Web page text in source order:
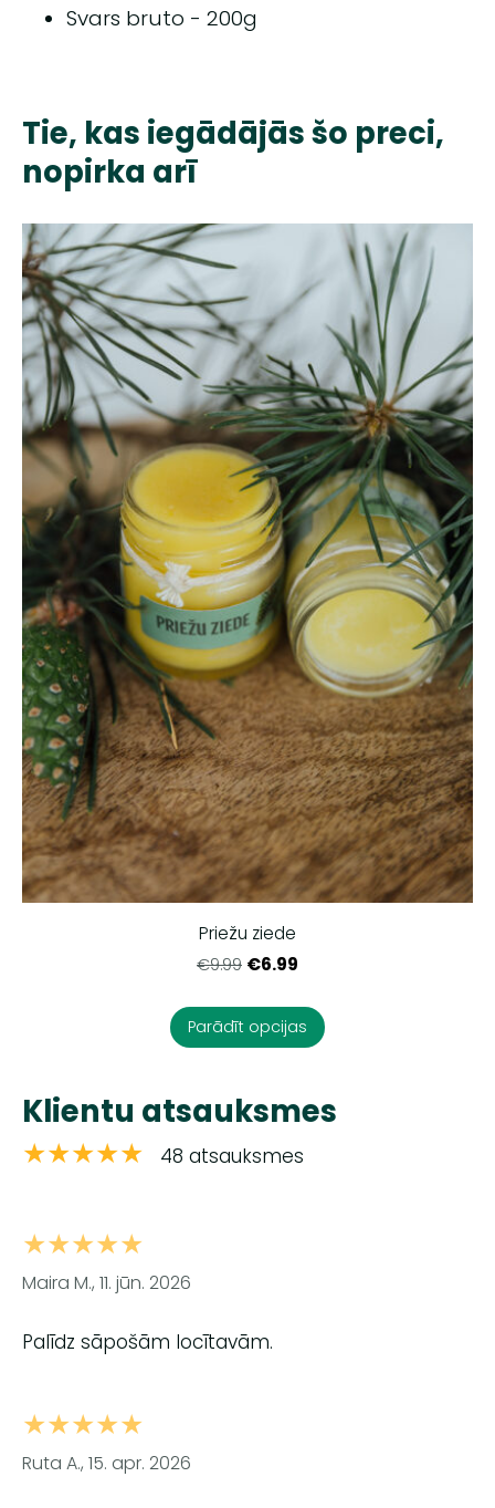
Svars bruto - 200g
Tie, kas iegādājās šo preci,
nopirka arī
Priežu ziede
€9.99 €6.99
Parādīt opcijas
Klientu atsauksmes
★★★★★ 48 atsauksmes
★★★★★
Maira M., 11. jūn. 2026
Palīdz sāpošām locītavām.
★★★★★
Ruta A., 15. apr. 2026